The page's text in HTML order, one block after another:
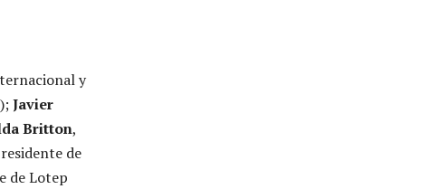
y
Javier
Britton,
de
de Lotep